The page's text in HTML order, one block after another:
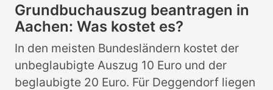
Grundbuchauszug beantragen in
Aachen: Was kostet es?
In den meisten Bundesländern kostet der
unbeglaubigte Auszug 10 Euro und der
beglaubigte 20 Euro. Für Deggendorf liegen